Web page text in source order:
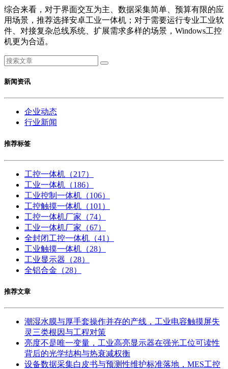
综合来看，对于界面交互为主、数据采集简单、预算有限的应
用场景，推荐选择安卓工业一体机；对于需要运行专业工业软
件、对接复杂总线系统、扩展需求多样的场景，Windows工控
机更为合适。
新闻资讯
企业动态
行业新闻
推荐标签
工控一体机 （217）
工业一体机 （186）
工业控制一体机 （106）
工控触摸一体机 （101）
工控一体机厂家 （74）
工业一体机厂家 （67）
全封闭工控一体机 （41）
工业触摸一体机 （28）
工业显示器 （28）
全铝合金 （28）
推荐文章
潮湿水膜与厚手套操作并存的产线，工业电容触摸屏失
灵三类根因与工程对策
亮度不是唯一变量，工业高亮显示器在强光工位可读性
背后的光学结构与热衰减权衡
设备数据采集白皮书与预测性维护标准落地，MES工控